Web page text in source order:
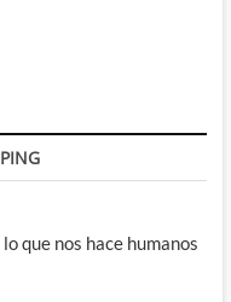
que nos hace humanos